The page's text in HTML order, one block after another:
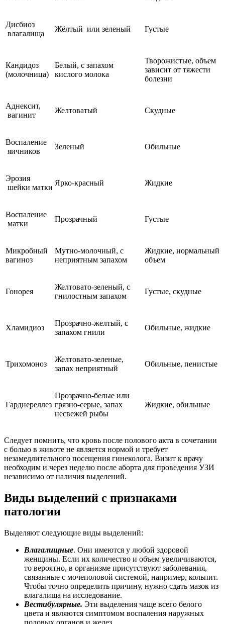
Дисбиоз
влагалища
Жёлтый или зеленый Густые
Кандидоз
(молочница)
Белый, с запахом
кислого молока
Творожистые, объем
зависит от тяжести
болезни
Аднексит,
вагинит
Желтоватый Скудные
Воспаление
яичников
Зеленый Обильные
Эрозия
шейки матки
Ярко-красный Жидкие
Воспаление
матки
Прозрачный Густые
Микробный
вагиноз
Мутно-молочный, с
неприятным запахом
Жидкие, нормальный
объем
Гонорея
Желтовато-зеленый, с
гнилостным запахом
Густые, скудные
Хламидиоз
Прозрачно-желтый, с
запахом гнили
Обильные, жидкие
Трихомоноз
Желтовато-зеленые,
запах неприятный
Обильные, пенистые
Гарднереллез
Прозрачно-белые или
грязно-серые, запах
несвежей рыбы
Жидкие, обильные
Следует помнить, что кровь после полового акта в сочетании
с болью в животе не является нормой и требует
незамедлительного посещения гинеколога. Визит к врачу
необходим и через неделю после аборта для проведения УЗИ
независимо от наличия выделений.
Виды выделений с признаками
патологии
Выделяют следующие виды выделений:
Влагалищные. Они имеются у любой здоровой
женщины. Если их количество и объем увеличиваются,
то вероятно, в организме присутствуют заболевания,
связанные с мочеполовой системой, например, кольпит.
Чтобы точно определить причину, нужно сдать мазок из
влагалища на исследование.
Вестибулярные. Эти выделения чаще всего белого
цвета и являются симптомом воспаления наружных
половых органов и желез.